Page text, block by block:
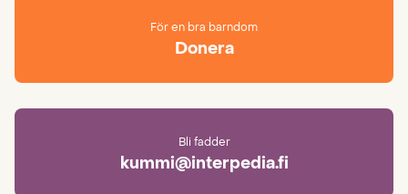
För en bra barndom
Donera
Bli fadder
kummi@interpedia.fi